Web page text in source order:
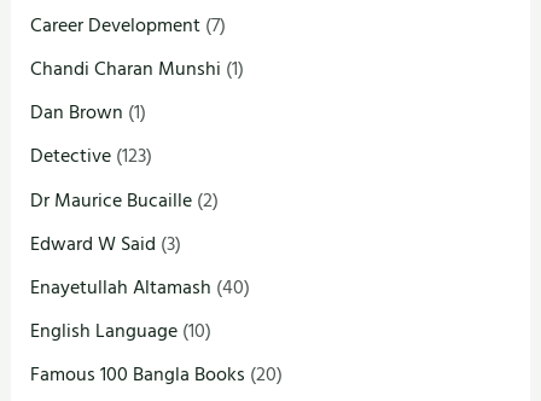
Career Development(7)
Chandi Charan Munshi (1)
Dan Brown (1)
Detective(123)
Dr Maurice Bucaille(2)
Edward W Said (3)
Enayetullah Altamash (40)
English Language(10)
Famous 100 Bangla Books (20)